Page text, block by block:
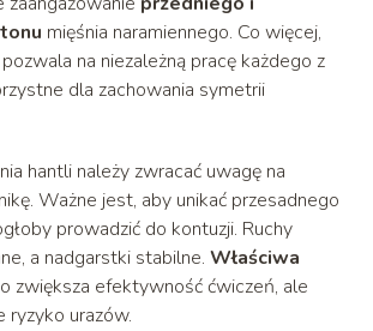
mięśnia naramiennego. Co więcej,
na niezależną pracę każdego z
dla zachowania symetrii
hantli należy zwracać uwagę na
Ważne jest, aby unikać przesadnego
prowadzić do kontuzji. Ruchy
a nadgarstki stabilne. Właściwa
zwiększa efektywność ćwiczeń, ale
ryzyko urazów.